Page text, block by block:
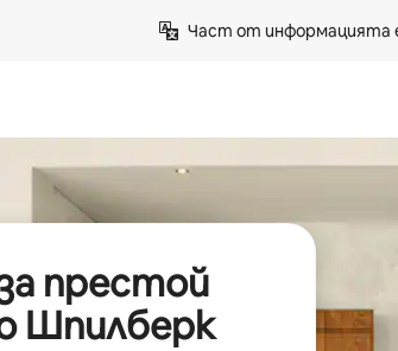
Част от информацията
престой
Шпилберк